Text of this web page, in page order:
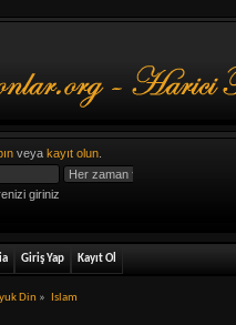
veya kayıt olun.
giriniz
Giriş Yap Kayıt Ol
Din» Islam